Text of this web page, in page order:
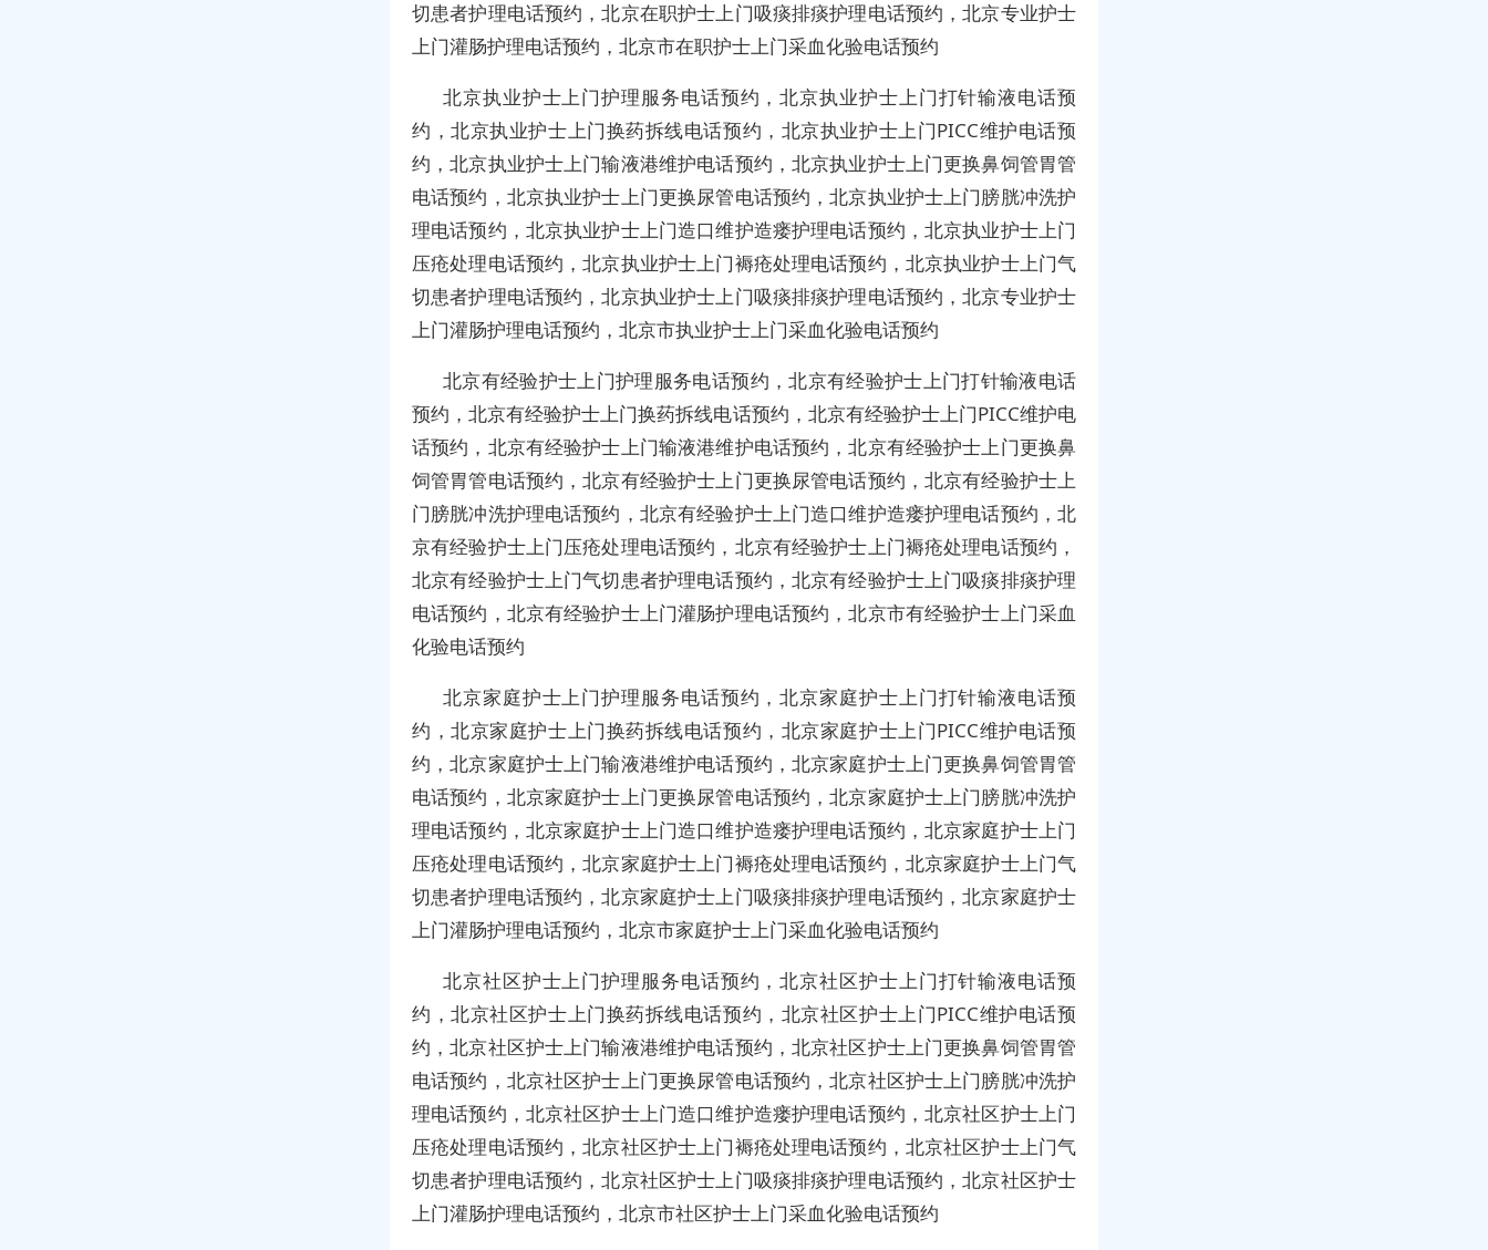
切患者护理电话预约，北京在职护士上门吸痰排痰护理电话预约，北京专业护士
上门灌肠护理电话预约，北京市在职护士上门采血化验电话预约
北京执业护士上门护理服务电话预约，北京执业护士上门打针输液电话预
约，北京执业护士上门换药拆线电话预约，北京执业护士上门PICC维护电话预
约，北京执业护士上门输液港维护电话预约，北京执业护士上门更换鼻饲管胃管
电话预约，北京执业护士上门更换尿管电话预约，北京执业护士上门膀胱冲洗护
理电话预约，北京执业护士上门造口维护造瘘护理电话预约，北京执业护士上门
压疮处理电话预约，北京执业护士上门褥疮处理电话预约，北京执业护士上门气
切患者护理电话预约，北京执业护士上门吸痰排痰护理电话预约，北京专业护士
上门灌肠护理电话预约，北京市执业护士上门采血化验电话预约
北京有经验护士上门护理服务电话预约，北京有经验护士上门打针输液电话
预约，北京有经验护士上门换药拆线电话预约，北京有经验护士上门PICC维护电
话预约，北京有经验护士上门输液港维护电话预约，北京有经验护士上门更换鼻
饲管胃管电话预约，北京有经验护士上门更换尿管电话预约，北京有经验护士上
门膀胱冲洗护理电话预约，北京有经验护士上门造口维护造瘘护理电话预约，北
京有经验护士上门压疮处理电话预约，北京有经验护士上门褥疮处理电话预约，
北京有经验护士上门气切患者护理电话预约，北京有经验护士上门吸痰排痰护理
电话预约，北京有经验护士上门灌肠护理电话预约，北京市有经验护士上门采血
化验电话预约
北京家庭护士上门护理服务电话预约，北京家庭护士上门打针输液电话预
约，北京家庭护士上门换药拆线电话预约，北京家庭护士上门PICC维护电话预
约，北京家庭护士上门输液港维护电话预约，北京家庭护士上门更换鼻饲管胃管
电话预约，北京家庭护士上门更换尿管电话预约，北京家庭护士上门膀胱冲洗护
理电话预约，北京家庭护士上门造口维护造瘘护理电话预约，北京家庭护士上门
压疮处理电话预约，北京家庭护士上门褥疮处理电话预约，北京家庭护士上门气
切患者护理电话预约，北京家庭护士上门吸痰排痰护理电话预约，北京家庭护士
上门灌肠护理电话预约，北京市家庭护士上门采血化验电话预约
北京社区护士上门护理服务电话预约，北京社区护士上门打针输液电话预
约，北京社区护士上门换药拆线电话预约，北京社区护士上门PICC维护电话预
约，北京社区护士上门输液港维护电话预约，北京社区护士上门更换鼻饲管胃管
电话预约，北京社区护士上门更换尿管电话预约，北京社区护士上门膀胱冲洗护
理电话预约，北京社区护士上门造口维护造瘘护理电话预约，北京社区护士上门
压疮处理电话预约，北京社区护士上门褥疮处理电话预约，北京社区护士上门气
切患者护理电话预约，北京社区护士上门吸痰排痰护理电话预约，北京社区护士
上门灌肠护理电话预约，北京市社区护士上门采血化验电话预约